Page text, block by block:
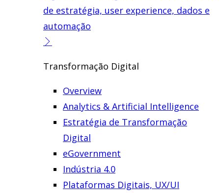
de estratégia, user experience, dados e
automação
Transformação Digital
Overview
Analytics & Artificial Intelligence
Estratégia de Transformação
Digital
eGovernment
Indústria 4.0
Plataformas Digitais, UX/UI